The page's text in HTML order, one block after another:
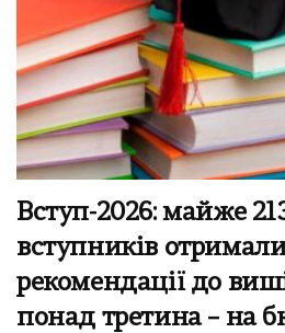
Вступ-2026: майже
вступників
рекомендації до
понад третина – на